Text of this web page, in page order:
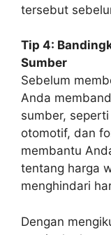
tersebut
Tip 4:
Sumber
Sebelum
Anda
sumber,
otomotif, dan
membantu
tentang harga
menghindari
Dengan